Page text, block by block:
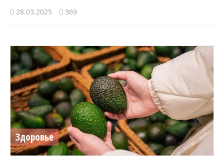
28.03.2025 369
Здоровье